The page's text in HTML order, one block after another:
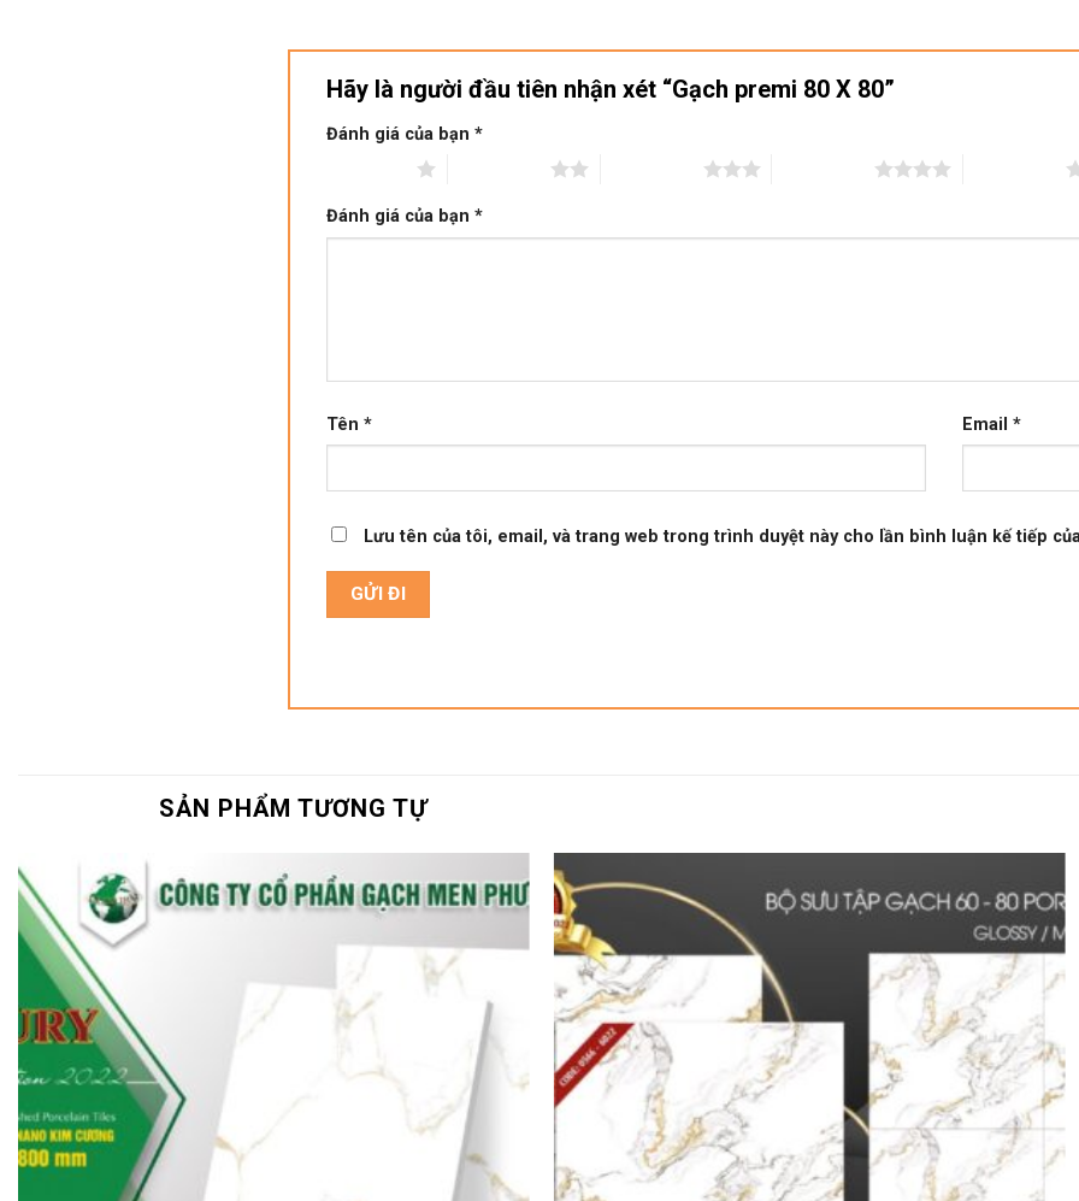
Hãy là người đầu tiên nhận xét “Gạch premi 80 X 80”
Đánh giá của bạn *
Đánh giá của bạn *
Tên * Email *
Lưu tên của tôi, email, và trang web trong trình duyệt này cho lần bình luận kế tiếp
SẢN PHẨM TƯƠNG TỰ